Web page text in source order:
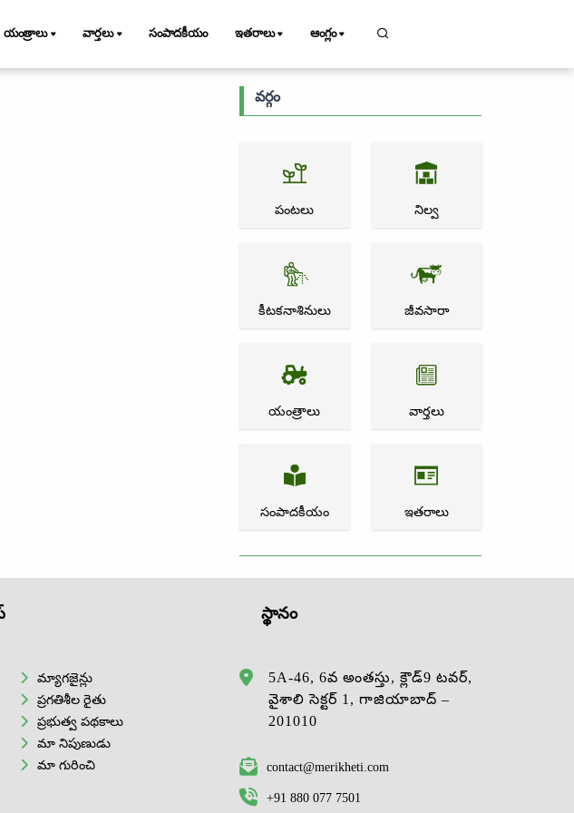
యంత్రాలు వార్తలు సంపాదకీయం ఇతరాలు ఆంగ్లం
వర్గం
పంటలు నిల్వ
కీటకనాశినులు జీవసారా
యంత్రాలు వార్తలు
సంపాదకీయం ఇతరాలు
మ్యాగజైన్లు
ప్రగతిశీల రైతు
ప్రభుత్వ పథకాలు
మా నిపుణుడు
మా గురించి
స్థానం
5A-46, 6వ అంతస్తు, క్లౌడ్9 టవర్,
వైశాలి సెక్టర్ 1, గాజియాబాద్ –
201010
contact@merikheti.com
+91 880 077 7501